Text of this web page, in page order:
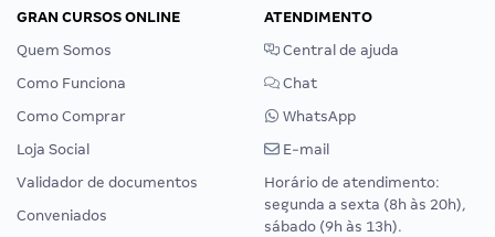
GRAN CURSOS ONLINE
Quem Somos
Como Funciona
Como Comprar
Loja Social
Validador de documentos
Conveniados
ATENDIMENTO
Central de ajuda
Chat
WhatsApp
E-mail
Horário de atendimento:
segunda a sexta (8h às 20h),
sábado (9h às 13h).